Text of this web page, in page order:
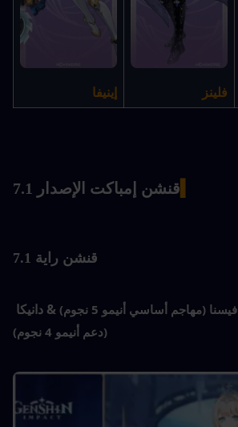
فلينز إينيفا
قنشن إمباكت الإصدار 7.1
قنشن راية 7.1
فيسنا (مهاجم أساسي أنيمو 5 نجوم) & دانيكا
(دعم أنيمو 4 نجوم)